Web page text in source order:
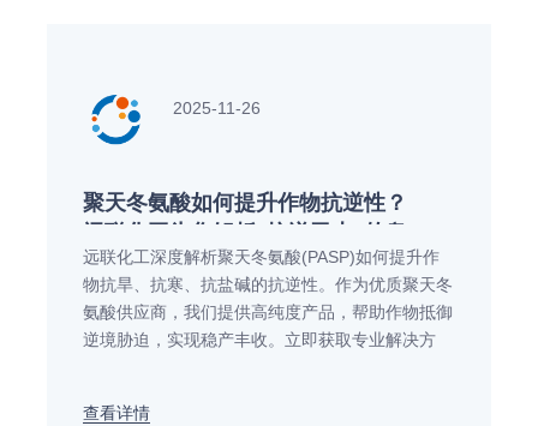
2025-11-26
聚天冬氨酸如何提升作物抗逆性？
秘！
远联化工深度解析聚天冬氨酸(PASP)如何提升作
物抗旱、抗寒、抗盐碱的抗逆性。作为优质聚天冬
氨酸供应商，我们提供高纯度产品，帮助作物抵御
逆境胁迫，实现稳产丰收。立即获取专业解决方
查看详情